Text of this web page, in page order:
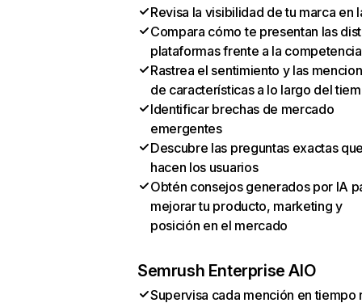
Revisa la visibilidad de tu marca en
Compara cómo te presentan las
plataformas frente a la competencia
Rastrea el sentimiento y las
de características a lo largo del
Identificar brechas de mercado
emergentes
Descubre las preguntas exactas
hacen los usuarios
Obtén consejos generados por IA
mejorar tu producto, marketing y
posición en el mercado
Semrush Enterprise AIO
Supervisa cada mención en tiempo